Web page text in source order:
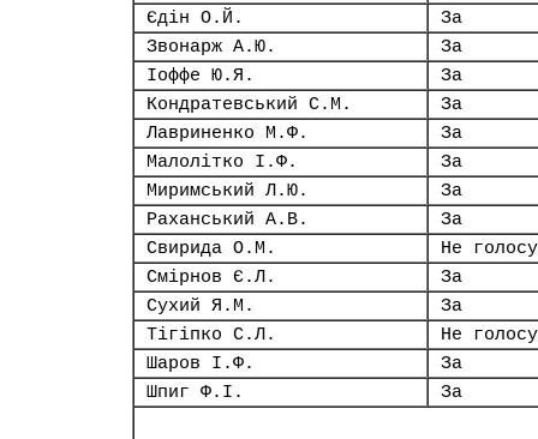
Єдін О.Й.
За
Звонарж А.Ю.
За
Іоффе Ю.Я.
За
Кондратевський С.М.
За
Лавриненко М.Ф.
За
Малолітко І.Ф.
За
Миримський Л.Ю.
За
Раханський А.В.
За
Свирида О.М.
Не
Смірнов Є.Л.
За
Сухий Я.М.
За
Тігіпко С.Л.
Не
Шаров І.Ф.
За
Шпиг Ф.І.
За